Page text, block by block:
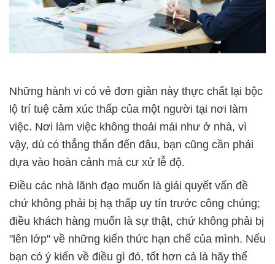
Những hành vi có vẻ đơn giản này thực chất lại bộc
lộ trí tuệ cảm xúc thấp của một người tại nơi làm
việc. Nơi làm việc không thoải mái như ở nhà, vì
vậy, dù có thẳng thắn đến đâu, bạn cũng cần phải
dựa vào hoàn cảnh mà cư xử lễ độ.
Điều các nhà lãnh đạo muốn là giải quyết vấn đề
chứ không phải bị hạ thấp uy tín trước công chúng;
điều khách hàng muốn là sự thật, chứ không phải bị
"lên lớp" về những kiến thức hạn chế của mình. Nếu
bạn có ý kiến về điều gì đó, tốt hơn cả là hãy thể